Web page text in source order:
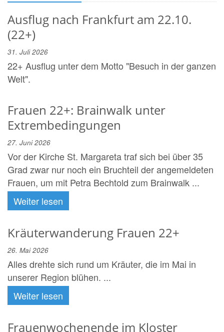
Ausflug nach Frankfurt am 22.10.
(22+)
31. Juli 2026
22+ Ausflug unter dem Motto "Besuch in der ganzen
Welt".
Frauen 22+: Brainwalk unter
Extrembedingungen
27. Juni 2026
Vor der Kirche St. Margareta traf sich bei über 35
Grad zwar nur noch ein Bruchteil der angemeldeten
Frauen, um mit Petra Bechtold zum Brainwalk ...
Weiter lesen
Kräuterwanderung Frauen 22+
26. Mai 2026
Alles drehte sich rund um Kräuter, die im Mai in
unserer Region blühen. ...
Weiter lesen
Frauenwochenende im Kloster